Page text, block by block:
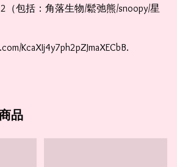
（包括：角落生物/鬆弛熊/snoopy/星
KcaXIj4y7ph2pZJmaXECbB.
品